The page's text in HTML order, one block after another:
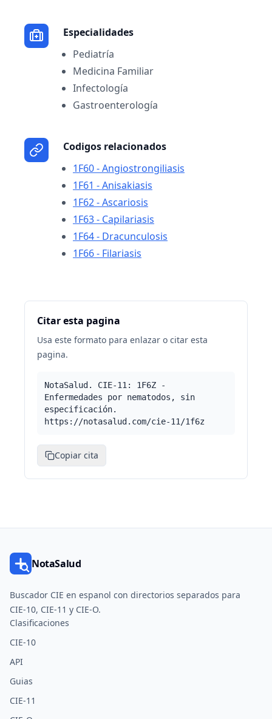
Especialidades
Pediatría
Medicina Familiar
Infectología
Gastroenterología
Codigos relacionados
1F60 - Angiostrongiliasis
1F61 - Anisakiasis
1F62 - Ascariosis
1F63 - Capilariasis
1F64 - Dracunculosis
1F66 - Filariasis
Citar esta pagina
Usa este formato para enlazar o citar esta
pagina.
NotaSalud. CIE-11: 1F6Z -
Enfermedades por nematodos, sin
especificación.
https://notasalud.com/cie-11/1f6z
Copiar cita
NotaSalud
Buscador CIE en espanol con directorios separados para
CIE-10, CIE-11 y CIE-O.
Clasificaciones
CIE-10
API
Guias
CIE-11